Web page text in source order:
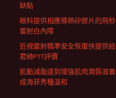
缺點
眼科提供相應導熱矽膠片的飛秒
雷射白內障
近視雷射精準安全恢復快提供給
君綺PTT評價
肌動減脂達到增強肌肉潤唇滋養
成海菲秀種溫和